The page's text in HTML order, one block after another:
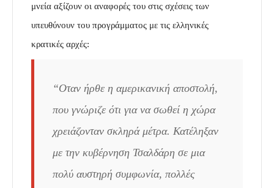
μνεία αξίζουν οι αναφορές του στις σχέσεις των
υπευθύνουν του προγράμματος με τις ελληνικές
κρατικές αρχές:
“Οταν ήρθε η αμερικανική αποστολή,
που γνώριζε ότι για να σωθεί η χώρα
χρειάζονταν σκληρά μέτρα. Κατέληξαν
με την κυβέρνηση Τσαλδάρη σε μια
πολύ αυστηρή συμφωνία, πολλές